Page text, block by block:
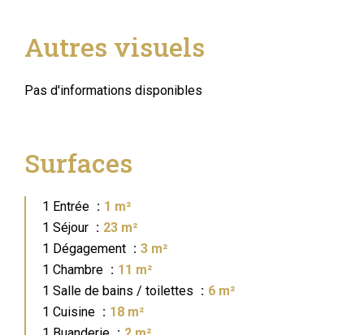
Autres visuels
Pas d'informations disponibles
Surfaces
1 Entrée
1 m²
1 Séjour
23 m²
1 Dégagement
3 m²
1 Chambre
11 m²
1 Salle de bains / toilettes
6 m²
1 Cuisine
18 m²